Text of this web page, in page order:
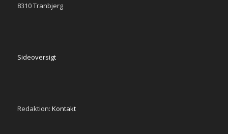
8310 Tranbjerg
Sideoversigt
Redaktion: Kontakt